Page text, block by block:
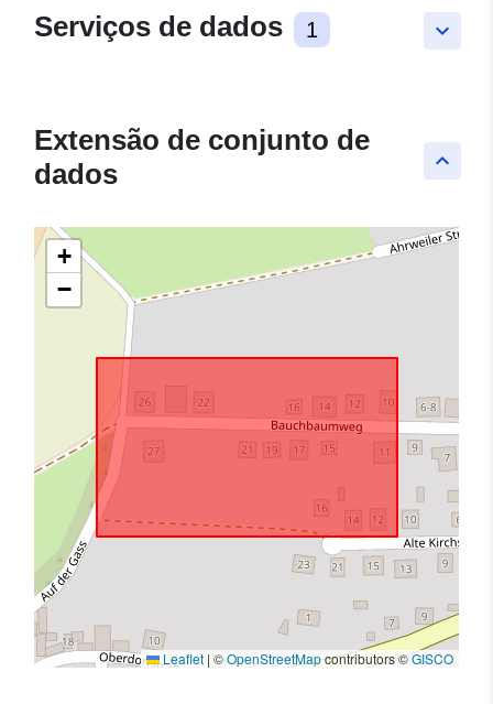
keyboard_arrow_down
Serviços de dados 1
keyboard_arrow_up
Extensão de conjunto de
dados
+
−
Leaflet | ©OpenStreetMapcontributors ©GISCO